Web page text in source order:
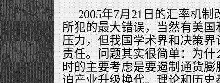
2005年7月21日的汇率机
所犯的最大错误，当然有美
压力，但我国学术界和决策
责任。问题其实很简单：为
时的主要考虑是要遏制通货
迫产业升级换代。理论和历